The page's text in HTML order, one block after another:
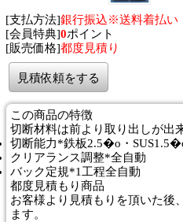
[支払方法]銀行振込※送料着払い
[会員特典]0ポイント
[販売価格]都度見積り
見積依頼をする
この商品の特徴
切断材料は前より取り出しが出
切断能力*鉄板2.5�o・
クリアランス調整*全自動
バック定規*1工程全自動
都度見積もり商品
お客様より見積もりを頂いた後
ます。